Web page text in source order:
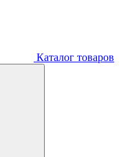
Каталог товаров